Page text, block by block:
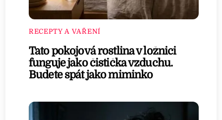
RECEPTY A VAŘENÍ
Tato pokojová rostlina v ložnici
funguje jako čistička vzduchu.
Budete spát jako miminko